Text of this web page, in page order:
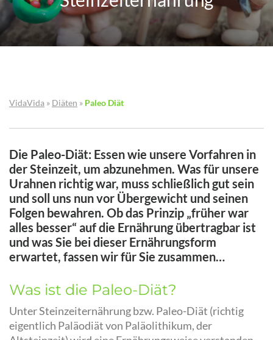
VidaVida » Diäten » Paleo Diät
Die Paleo-Diät: Essen wie unsere Vorfahren in
der Steinzeit, um abzunehmen. Was für unsere
Urahnen richtig war, muss schließlich gut sein
und soll uns nun vor Übergewicht und seinen
Folgen bewahren. Ob das Prinzip „früher war
alles besser“ auf die Ernährung übertragbar ist
und was Sie bei dieser Ernährungsform
erwartet, fassen wir für Sie zusammen…
Was ist die Paleo-Diät?
Unter Steinzeiternährung bzw. Paleo-Diät (richtig
eigentlich Paläodiät von Paläolithikum, der